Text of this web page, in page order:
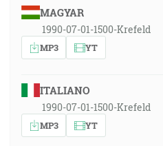
MAGYAR
1990-07-01-1500-Krefeld
MP3 YT
ITALIANO
1990-07-01-1500-Krefeld
MP3 YT